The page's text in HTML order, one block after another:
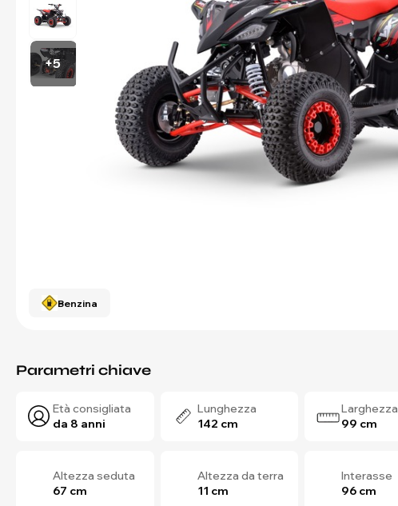
Benzina
+5
Parametri chiave
Età consigliata
da 8 anni
Lunghezza
142 cm
Larghezza
99 cm
Altezza seduta
67 cm
Altezza da terra
11 cm
Interasse
96 cm